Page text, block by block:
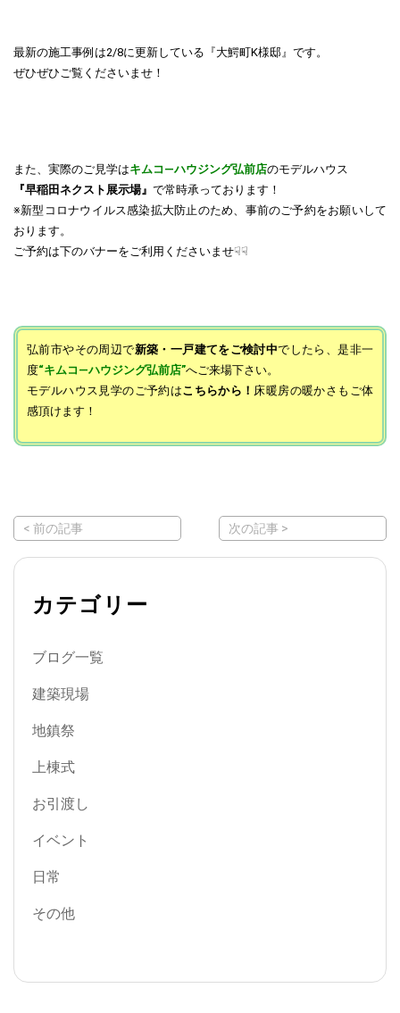
最新の施工事例は2/8に更新している 『大鰐町K様邸』 です。
ぜひぜひご覧くださいませ！
また、実際のご見学はキムコ―ハウジング弘前店のモデルハウス
『早稲田ネクスト展示場』 で常時承っております！
※新型コロナウイルス感染拡大防止のため、事前のご予約をお願いして
おります。
ご予約は下のバナーをご利用くださいませ☟☟
弘前市やその周辺で新築・一戸建てをご検討中でしたら、是非一
度“キムコ―ハウジング弘前店”へご来場下さい。
モデルハウス見学のご予約はこちらから！ 床暖房の暖かさもご体
感頂けます！
< 前の記事 次の記事 >
カテゴリー
ブログ一覧
建築現場
地鎮祭
上棟式
お引渡し
イベント
日常
その他